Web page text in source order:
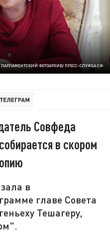
ПАРЛАМЕНТСКИЙ ФОТОАРХИВ/ ПРЕСС-СЛУЖБА СФ
Совфеда
в скором
в
главе Совета
Тешагеру,